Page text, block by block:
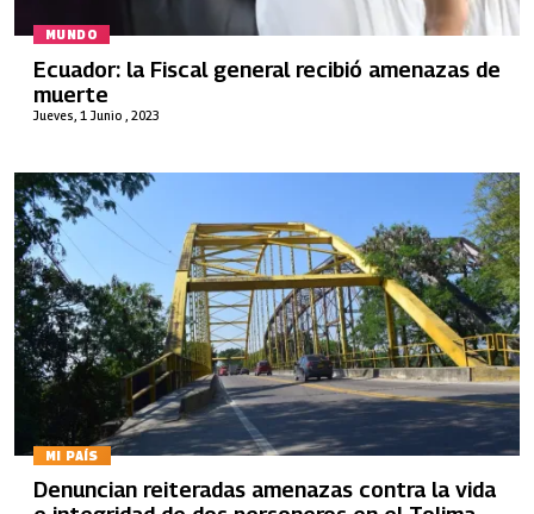
MUNDO
Jueves, 1 Junio , 2023
Ecuador: la Fiscal general recibió amenazas de
muerte
MI PAÍS
Denuncian reiteradas amenazas contra la vida